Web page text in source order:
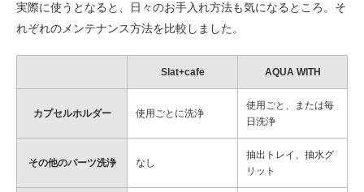
実際に使うとなると、日々のお手入れ方法も気になるところ。そ
れぞれのメンテナンス方法を比較しました。
Slat+cafe AQUA WITH
カプセルホルダー 使用ごとに洗浄
使用ごと、または毎
日洗浄
その他のパーツ洗浄 なし
抽出トレイ、抽水グ
リット